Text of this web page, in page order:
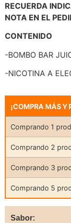
RECUERDA
NOTA EN EL
CONTENIDO
-BOMBO BAR
-NICOTINA A
¡COMPRA MÁS Y
Comprando 1
Comprando 2
Comprando 3
Comprando 5
Sabor: